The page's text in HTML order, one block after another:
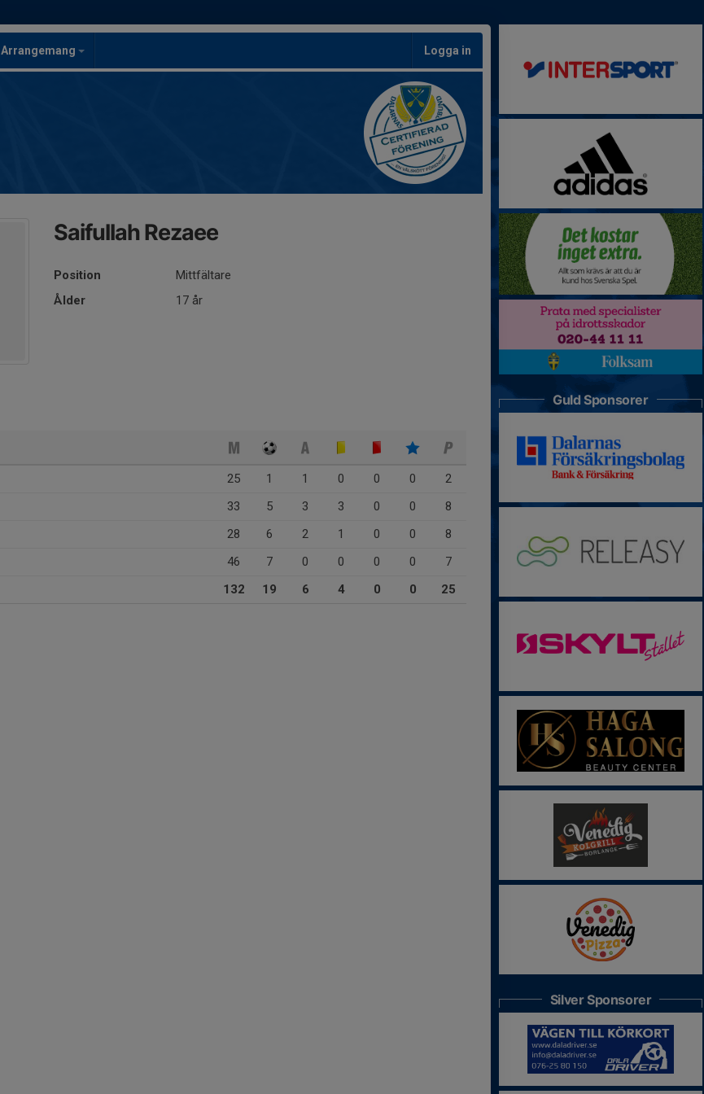
Arrangemang Logga in
Saifullah Rezaee
Position
Mittfältare
Ålder
17 år
25 1 1 0 0 0
2
33 5 3 3 0 0
8
28 6 2 1 0 0
8
46 7 0 0 0 0
7
132 19 6 4 0 0 25
Guld Sponsorer
Silver Sponsorer